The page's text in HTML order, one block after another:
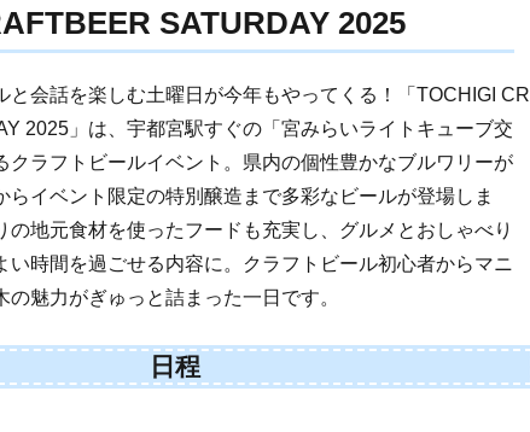
SATURDAY 2025
と会話を楽しむ土曜日が今年もやってくる！「TOCHIGI CR
2025」は、宇都宮駅すぐの「宮みらいライトキューブ交
クラフトビールイベント。県内の個性豊かなブルワリーが
らイベント限定の特別醸造まで多彩なビールが登場しま
の地元食材を使ったフードも充実し、グルメとおしゃべり
い時間を過ごせる内容に。クラフトビール初心者からマニ
の魅力がぎゅっと詰まった一日です。
日程